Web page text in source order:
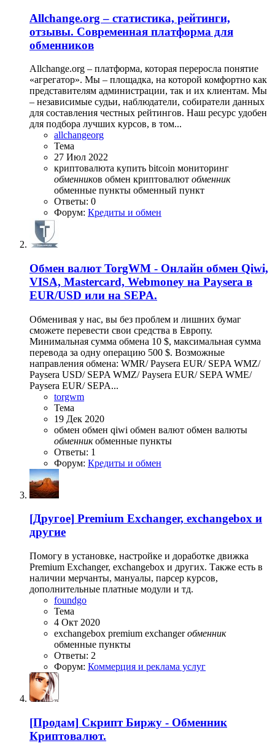
Allchange.org – статистика, рейтинги,
отзывы. Современная платформа для
обменников
Allchange.org – платформа, которая переросла понятие
«агрегатор». Мы – площадка, на которой комфортно как
представителям администрации, так и их клиентам. Мы
– независимые судьи, наблюдатели, собиратели данных
для составления честных рейтингов. Наш ресурс удобен
для подбора лучших курсов, в том...
allchangeorg
Тема
27 Июл 2022
криптовалюта купить bitcoin мониторинг
обменников обмен криптовалют обменник
обменные пункты обменный пункт
Ответы: 0
Форум: Кредиты и обмен
Обмен валют TorgWM - Онлайн обмен Qiwi,
VISA, Mastercard, Webmoney на Paysera в
EUR/USD или на SEPA.
Обменивая у нас, вы без проблем и лишних бумаг
сможете перевести свои средства в Европу.
Минимальная сумма обмена 10 $, максимальная сумма
перевода за одну операцию 500 $. Возможные
направления обмена: WMR/ Paysera EUR/ SEPA WMZ/
Paysera USD/ SEPA WMZ/ Paysera EUR/ SEPA WME/
Paysera EUR/ SEPA...
torgwm
Тема
19 Дек 2020
обмен обмен qiwi обмен валют обмен валюты
обменник обменные пункты
Ответы: 1
Форум: Кредиты и обмен
[Другое] Premium Exchanger, exchangebox и
другие
Помогу в установке, настройке и доработке движка
Premium Exchanger, exchangebox и других. Также есть в
наличии мерчанты, мануалы, парсер курсов,
дополнительные платные модули и тд.
foundgo
Тема
4 Окт 2020
exchangebox premium exchangerобменник
обменные пункты
Ответы: 2
Форум: Коммерция и реклама услуг
[Продам] Скрипт Биржу - Обменник
Криптовалют.